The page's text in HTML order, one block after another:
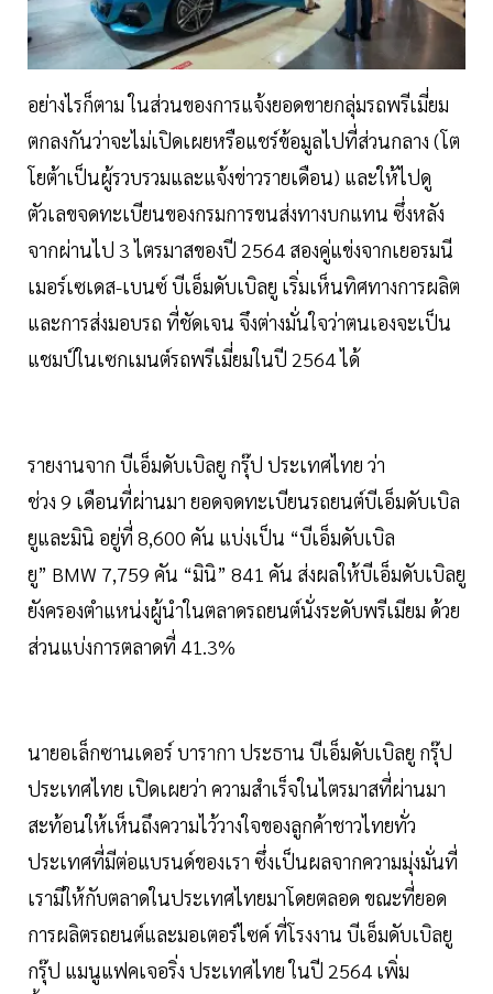
อย่างไรก็ตาม ในส่วนของการแจ้งยอดขายกลุ่มรถพรีเมี่ยม
ตกลงกันว่าจะไม่เปิดเผยหรือแชร์ข้อมูลไปที่ส่วนกลาง (โต
โยต้าเป็นผู้รวบรวมและแจ้งข่าวรายเดือน) และให้ไปดู
ตัวเลขจดทะเบียนของกรมการขนส่งทางบกแทน ซึ่งหลัง
จากผ่านไป 3 ไตรมาสของปี 2564 สองคู่แข่งจากเยอรมนี
เมอร์เซเดส-เบนซ์ บีเอ็มดับเบิลยู เริ่มเห็นทิศทางการผลิต
และการส่งมอบรถ ที่ชัดเจน จึงต่างมั่นใจว่าตนเองจะเป็น
แชมป์ในเซกเมนต์รถพรีเมี่ยมในปี 2564 ได้
รายงานจาก บีเอ็มดับเบิลยู กรุ๊ป ประเทศไทย ว่า
ช่วง 9 เดือนที่ผ่านมา ยอดจดทะเบียนรถยนต์บีเอ็มดับเบิล
ยูและมินิ อยู่ที่ 8,600 คัน แบ่งเป็น “บีเอ็มดับเบิล
ยู” BMW 7,759 คัน “มินิ” 841 คัน ส่งผลให้บีเอ็มดับเบิลยู
ยังครองตำแหน่งผู้นำในตลาดรถยนต์นั่งระดับพรีเมียม ด้วย
ส่วนแบ่งการตลาดที่ 41.3%
นายอเล็กซานเดอร์ บารากา ประธาน บีเอ็มดับเบิลยู กรุ๊ป
ประเทศไทย เปิดเผยว่า ความสำเร็จในไตรมาสที่ผ่านมา
สะท้อนให้เห็นถึงความไว้วางใจของลูกค้าชาวไทยทั่ว
ประเทศที่มีต่อแบรนด์ของเรา ซึ่งเป็นผลจากความมุ่งมั่นที่
เรามีให้กับตลาดในประเทศไทยมาโดยตลอด ขณะที่ยอด
การผลิตรถยนต์และมอเตอร์ไซค์ ที่โรงงาน บีเอ็มดับเบิลยู
กรุ๊ป แมนูแฟคเจอริ่ง ประเทศไทย ในปี 2564 เพิ่ม